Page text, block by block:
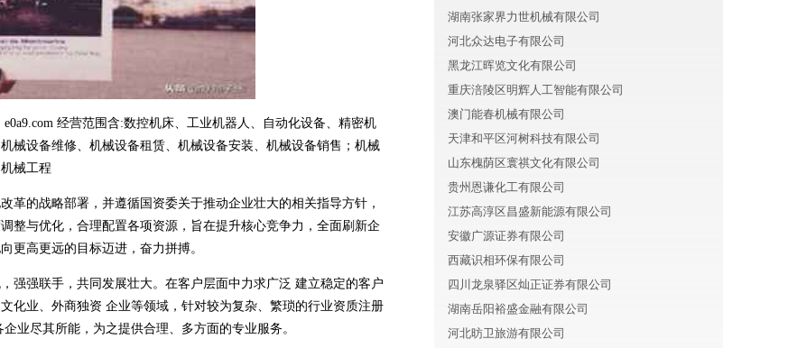
经营范围含:数控机床、工业机器人、自动化设备、精密机
械设备维修、机械设备租赁、机械设备安装、机械设备销售；机械
械工程
革的战略部署，并遵循国资委关于推动企业壮大的相关指导方针，
整与优化，合理配置各项资源，旨在提升核心竞争力，全面刷新企
更高更远的目标迈进，奋力拼搏。
强强联手，共同发展壮大。在客户层面中力求广泛 建立稳定的客户
化业、外商独资 企业等领域，针对较为复杂、繁琐的行业资质注册
业尽其所能，为之提供合理、多方面的专业服务。
湖南张家界力世机械有限公司
河北众达电子有限公司
黑龙江晖览文化有限公司
重庆涪陵区明辉人工智能有限公司
澳门能春机械有限公司
天津和平区河树科技有限公司
山东槐荫区寰祺文化有限公司
贵州恩谦化工有限公司
江苏高淳区昌盛新能源有限公司
安徽广源证券有限公司
西藏识相环保有限公司
四川龙泉驿区灿正证券有限公司
湖南岳阳裕盛金融有限公司
河北昉卫旅游有限公司